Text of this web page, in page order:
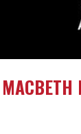
MACBETH